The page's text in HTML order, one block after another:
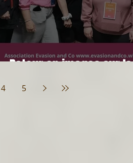
Retour en images sur la
4 5